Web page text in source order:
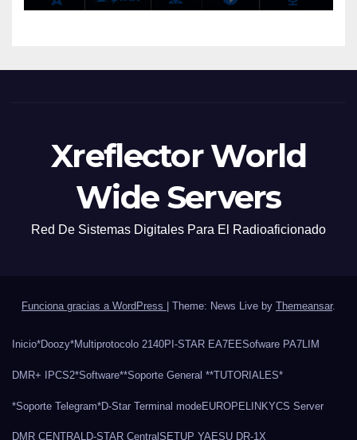
Xreflector World
Wide Servers
Red De Sistemas Digitales Para El Radioaficionado
Funciona gracias a WordPress | Theme: News Live by Themeansar.
Inicio*Doozy*Multiprotocolo 2140PI-STAR EA7EESofware PA7LIM
DMR+ IPCS2*Software**Soporte General **TUTORIALES*
*Soporte Telegram*D-Star Terminal modeEUROPELINKYCS Server
DMR CENTRALD-STAR CentralSETUP YAESU DR-1X